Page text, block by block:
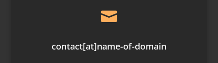

contact[at]name-of-domain